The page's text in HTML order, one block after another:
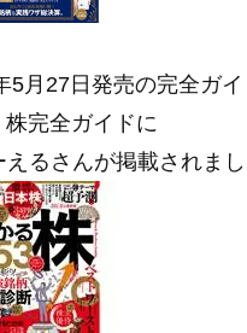
5月27日発売の完全ガ
株完全ガイドに
るさんが掲載されまし